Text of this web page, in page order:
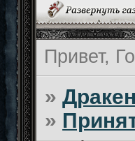
Привет,
»
»